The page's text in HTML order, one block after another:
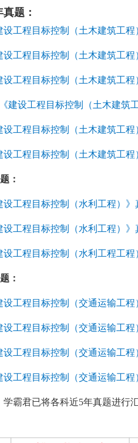
题：
设工程目标控制（土木建筑工
设工程目标控制（土木建筑工
工程目标控制（土木建筑工程
建设工程目标控制（土木建筑
设工程目标控制（土木建筑工
设工程目标控制（土木建筑工
：
设工程目标控制（水利工程）》
设工程目标控制（水利工程）》
设工程目标控制（水利工程工
：
设工程目标控制（交通运输工
设工程目标控制（交通运输工
设工程目标控制（交通运输工
设工程目标控制（交通运输工
霸君已将各科近5年真题进行